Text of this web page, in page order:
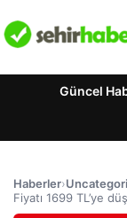
Güncel
Haberler›
Fiyatı 1699 TL’ye